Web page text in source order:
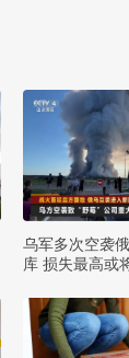
乌军多次空袭
库 损失最高或